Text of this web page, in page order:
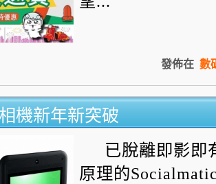
發佈在 數
機新年新突破
已脫離即影即
原理的